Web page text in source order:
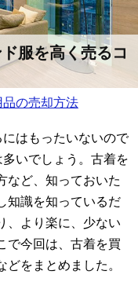
服を高く売るコ
品の売却方法
はもったいないので
いでしょう。古着を
など、知っておいた
知識を知っているだ
、より楽に、少ない
で今回は、古着を買
をまとめました。